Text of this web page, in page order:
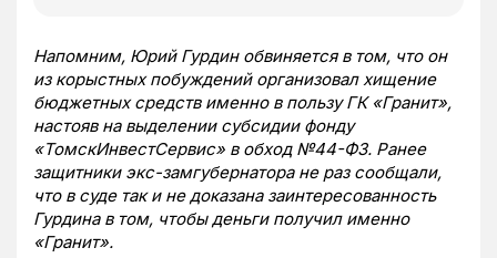
Напомним, Юрий Гурдин обвиняется в том, что он
из корыстных побуждений организовал хищение
бюджетных средств именно в пользу ГК «Гранит»,
настояв на выделении субсидии фонду
«ТомскИнвестСервис» в обход №44-ФЗ. Ранее
защитники экс-замгубернатора не раз сообщали,
что в суде так и не доказана заинтересованность
Гурдина в том, чтобы деньги получил именно
«Гранит».